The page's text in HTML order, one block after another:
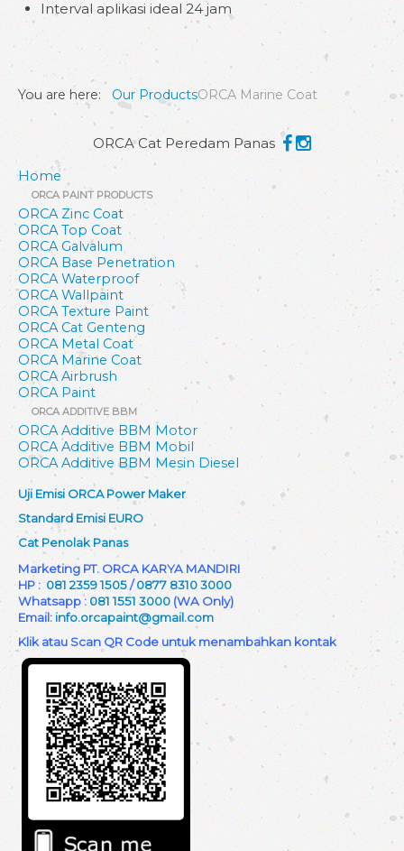
Interval aplikasi ideal 24 jam
You are here: Our ProductsORCA Marine Coat
ORCA Cat Peredam Panas
Home
ORCA PAINT PRODUCTS
ORCA Zinc Coat
ORCA Top Coat
ORCA Galvalum
ORCA Base Penetration
ORCA Waterproof
ORCA Wallpaint
ORCA Texture Paint
ORCA Cat Genteng
ORCA Metal Coat
ORCA Marine Coat
ORCA Airbrush
ORCA Paint
ORCA ADDITIVE BBM
ORCA Additive BBM Motor
ORCA Additive BBM Mobil
ORCA Additive BBM Mesin Diesel
Uji Emisi ORCA Power Maker
Standard Emisi EURO
Cat Penolak Panas
Marketing PT. ORCA KARYA MANDIRI
HP : 081 2359 1505/0877 8310 3000
Whatsapp : 081 1551 3000 (WA Only)
Email: info.orcapaint@gmail.com
Klik atau Scan QR Code untuk menambahkan kontak